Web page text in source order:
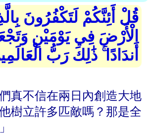
قُلْ أَئِنَّكُمْ لَتَكْفُرُونَ
الْأَرْضَ فِي يَوْمَيْنِ
أَندَادًا ۚ ذَٰلِكَ رَبُّ
真不信在兩日內創造大地
樹立許多匹敵嗎？那是全